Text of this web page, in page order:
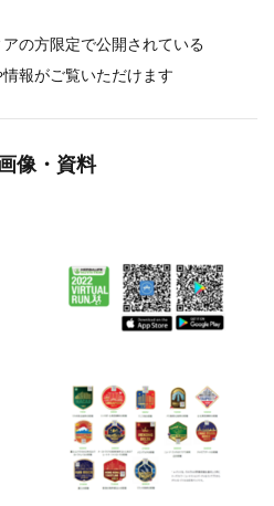
の方限定で公開されている
報がご覧いただけます
像・資料